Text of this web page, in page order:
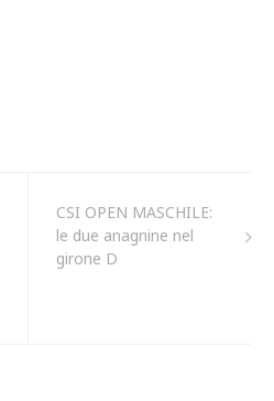
CSI OPEN MASCHILE:
le due anagnine nel
girone D